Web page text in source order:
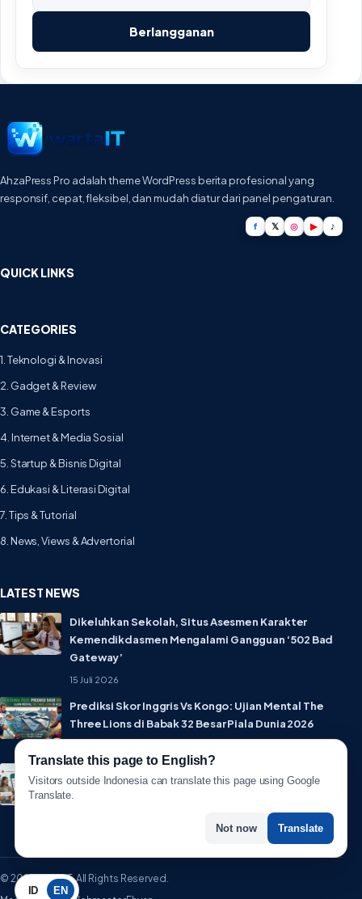
Berlangganan
AhzaPress Pro adalah theme WordPress berita profesional yang
responsif, cepat, fleksibel, dan mudah diatur dari panel pengaturan.
f 𝕏 ◎ ▶ ♪
QUICK LINKS
CATEGORIES
1. Teknologi & Inovasi
2. Gadget & Review
3. Game & Esports
4. Internet & Media Sosial
5. Startup & Bisnis Digital
6. Edukasi & Literasi Digital
7. Tips & Tutorial
8. News, Views & Advertorial
LATEST NEWS
Dikeluhkan Sekolah, Situs Asesmen Karakter
Kemendikdasmen Mengalami Gangguan ‘502 Bad
Gateway’
15 Juli 2026
Prediksi Skor Inggris Vs Kongo: Ujian Mental The
Three Lions di Babak 32 Besar Piala Dunia 2026
© 2026 WartaIT. All Rights Reserved.
ID EN
Translate this page to English?
Visitors outside Indonesia can translate this page using Google
Translate.
Not now Translate